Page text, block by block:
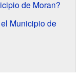
de Moran?
Municipio de